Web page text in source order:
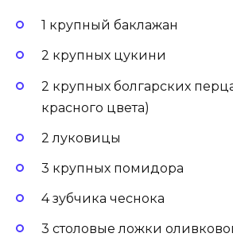
1 крупный баклажан
2 крупных цукини
2 крупных болгарских
красного цвета)
2 луковицы
3 крупных помидора
4 зубчика чеснока
3 столовые ложки